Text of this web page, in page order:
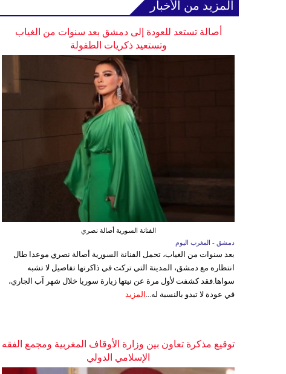
المزيد من الأخبار
أصالة تستعد للعودة إلى دمشق بعد سنوات من الغياب
وتستعيد ذكريات الطفولة
الفنانة السورية أصالة نصري
دمشق - المغرب اليوم
بعد سنوات من الغياب، تحمل الفنانة السورية أصالة نصري موعدا طال
انتظاره مع دمشق، المدينة التي تركت في ذاكرتها تفاصيل لا تشبه
سواها.فقد كشفت لأول مرة عن نيتها زيارة سوريا خلال شهر آب الجاري،
في عودة لا تبدو بالنسبة له... المزيد
توقيع مذكرة تعاون بين وزارة الأوقاف المغربية ومجمع الفقه
الإسلامي الدولي